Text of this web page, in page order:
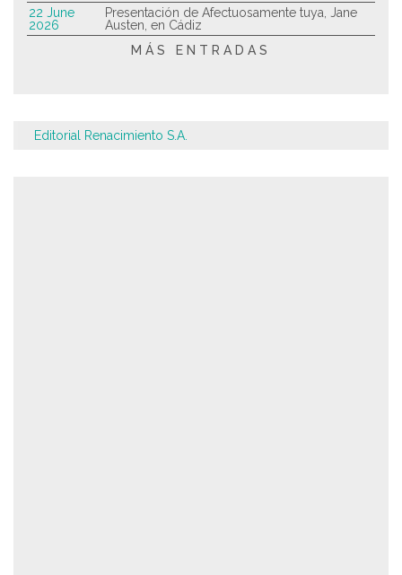
22 June
2026
Presentación de Afectuosamente tuya, Jane
Austen, en Cádiz
MÁS ENTRADAS
Editorial Renacimiento S.A.